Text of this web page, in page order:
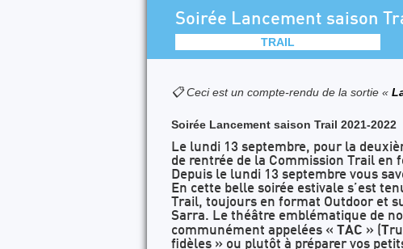
Soirée Lancement saison
TRAIL
📋 Ceci est un compte-rendu de la sortie «
Soirée Lancement saison Trail 2021-2022
Le lundi 13 septembre, pour la
de rentrée de la Commission Trail
Depuis le lundi 13 septembre vous
En cette belle soirée estivale s’est
Trail, toujours en format Outdoor et
Sarra. Le théâtre emblématique de
communément appelées « TAC » (T
fidèles » ou plutôt à préparer vos